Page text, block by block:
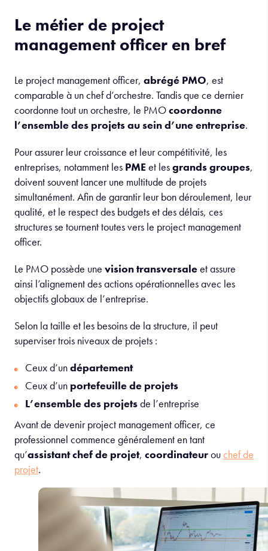
Le métier de project
management officer en bref
Le project management officer, abrégé PMO, est
comparable à un chef d’orchestre. Tandis que ce dernier
coordonne tout un orchestre, le PMOcoordonne
l’ensemble des projets au sein d’une entreprise.
Pour assurer leur croissance et leur compétitivité, les
entreprises, notamment les PME et lesgrands groupes,
doivent souvent lancer une multitude de projets
simultanément. Afin de garantir leur bon déroulement, leur
qualité, et le respect des budgets et des délais, ces
structures se tournent toutes vers le project management
officer.
Le PMO possède une vision transversaleet assure
ainsi l’alignement des actions opérationnelles avec les
objectifs globaux de l’entreprise.
Selon la taille et les besoins de la structure, il peut
superviser trois niveaux de projets :
Ceux d’undépartement
Ceux d’un portefeuille de projets
L’ensemble des projetsde l’entreprise
Avant de devenir project management officer, ce
professionnel commence généralement en tant
qu’assistant chef de projet, coordinateurouchef de
projet.